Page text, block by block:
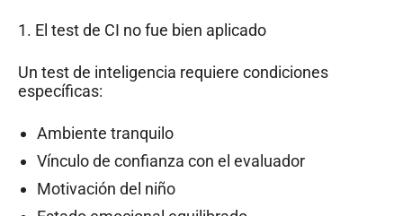
1. El test de CI no fue bien aplicado
Un test de inteligencia requiere condiciones
específicas:
Ambiente tranquilo
Vínculo de confianza con el evaluador
Motivación del niño